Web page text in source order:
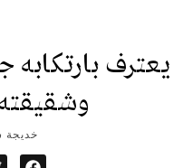
يعترف بارتكابه
خديجة